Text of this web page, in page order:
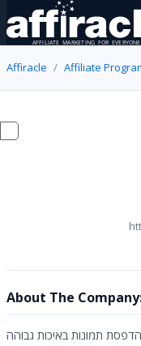
Affiracle Affiliate
About The
תמונות באיכות גבוהה